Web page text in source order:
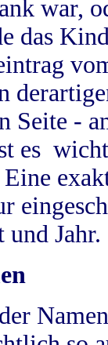
war,
das
Seite -
es
Jahr.